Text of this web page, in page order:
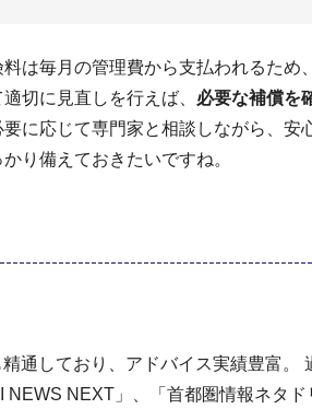
は毎月の管理費から支払われるため
切に見直しを行えば、 必要な補償を
に応じて専門家と相談しながら、安
り備えておきたいですね。
通しており、アドバイス実績豊富。
NEXT」、「首都圏情報ネタド